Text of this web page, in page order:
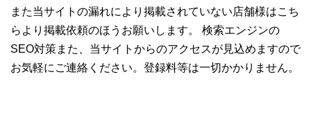
また当サイトの漏れにより掲載されていない店舗様はこち
らより掲載依頼のほうお願いします。 検索エンジンの
SEO対策また、当サイトからのアクセスが見込めますので
お気軽にご連絡ください。登録料等は一切かかりません。